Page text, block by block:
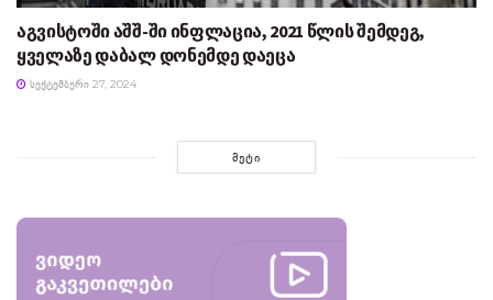
აგვისტოში აშშ-ში ინფლაცია, 2021 წლის შემდეგ,
ყველაზე დაბალ დონემდე დაეცა
ᲡᲔᲥᲢᲔᲛᲑᲔᲠᲘ 27, 2024
ᲛᲔᲢᲘ